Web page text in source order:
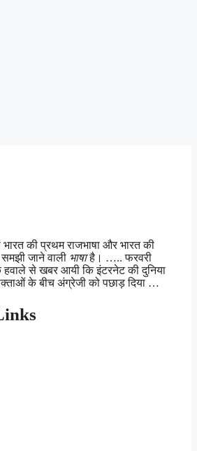
की प्रथम राजभाषा और भारत की
जाने वाली भाषाहै। ….. फरवरी
हवाले से खबर आयी कि इंटरनेट की दुनिया
के बीच अंग्रेजी को पछाड़ दिया …